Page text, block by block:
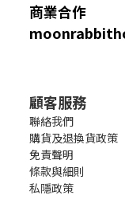
商業合作
顧客服務
聯絡我們
購貨及退換貨政策
免責聲明
條款與細則
私隱政策